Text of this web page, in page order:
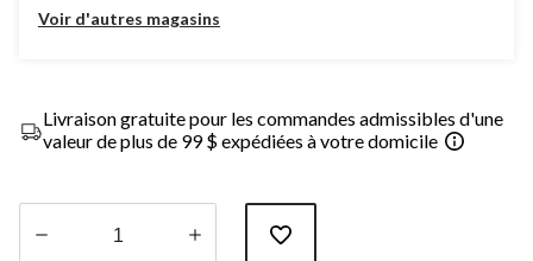
Voir d'autres magasins
Livraison gratuite pour les commandes admissibles d'une
valeur de plus de 99 $ expédiées à votre domicile